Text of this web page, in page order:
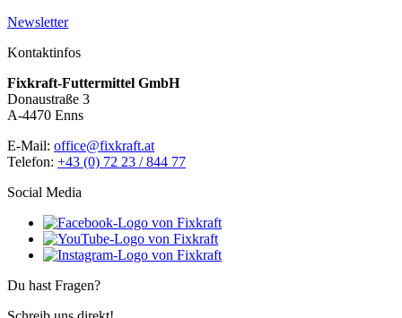
Newsletter
Kontaktinfos
Fixkraft-Futtermittel GmbH
Donaustraße 3
A-4470 Enns
E-Mail: office@fixkraft.at
Telefon: +43 (0) 72 23 / 844 77
Social Media
Du hast Fragen?